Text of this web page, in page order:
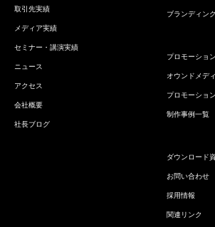
取引先実績
メディア実績
セミナー・講演実績
ニュース
アクセス
会社概要
社長ブログ
ブランディン
プロモーショ
オウンドメデ
プロモーショ
制作事例一覧
ダウンロード
お問い合わせ
採用情報
関連リンク